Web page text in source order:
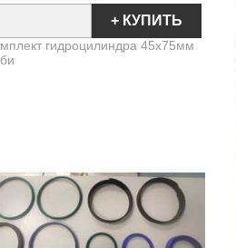
+ КУПИТЬ
гидроцилиндра 45х75мм